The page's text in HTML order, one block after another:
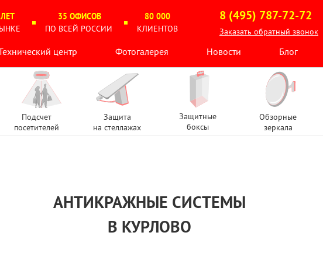
35 ОФИСОВ
ПО ВСЕЙ РОССИИ
80 000
КЛИЕНТОВ
8 (495) 787-72-72
Заказать обратный звонок
центр Фотогалерея Новости Блог
Подсчет
посетителей
Защита
на стеллажах
Защитные
боксы
Обзорные
зеркала
АНТИКРАЖНЫЕ СИСТЕМЫ
В КУРЛОВО